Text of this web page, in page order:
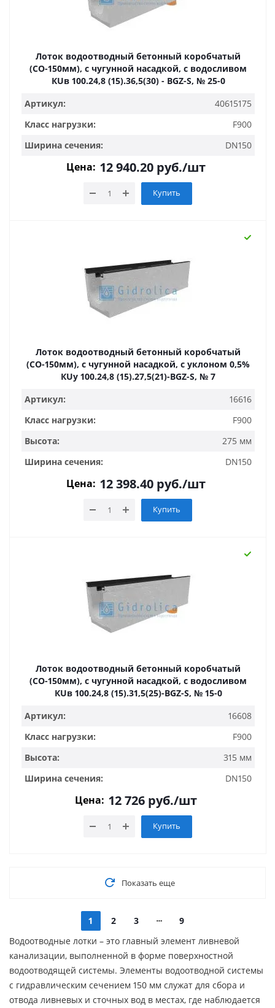
Лоток водоотводный бетонный коробчатый
(СО-150мм), с чугунной насадкой, с водосливом
КUв 100.24,8 (15).36,5(30) - BGZ-S, № 25-0
Артикул:
40615175
Класс нагрузки:
F900
Ширина сечения:
DN150
Цена: 12 940.20 руб./шт
Купить
Лоток водоотводный бетонный коробчатый
(СО-150мм), с чугунной насадкой, с уклоном 0,5%
КUу 100.24,8 (15).27,5(21)-BGZ-S, № 7
Артикул:
16616
Класс нагрузки:
F900
Высота:
275 мм
Ширина сечения:
DN150
Цена: 12 398.40 руб./шт
Купить
Лоток водоотводный бетонный коробчатый
(СО-150мм), с чугунной насадкой, с водосливом
КUв 100.24,8 (15).31,5(25)-BGZ-S, № 15-0
Артикул:
16608
Класс нагрузки:
F900
Высота:
315 мм
Ширина сечения:
DN150
Цена: 12 726 руб./шт
Купить
Показать еще
1 2 3
9
Водоотводные лотки – это главный элемент ливневой
канализации, выполненной в форме поверхностной
водоотводящей системы. Элементы водоотводной системы
с гидравлическим сечением 150 мм служат для сбора и
отвода ливневых и сточных вод в местах, где наблюдается